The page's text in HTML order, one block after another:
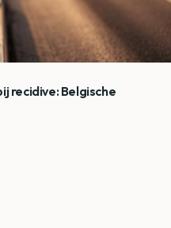
recidive: Belgische